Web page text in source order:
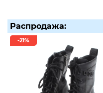
Распродажа:
-21%